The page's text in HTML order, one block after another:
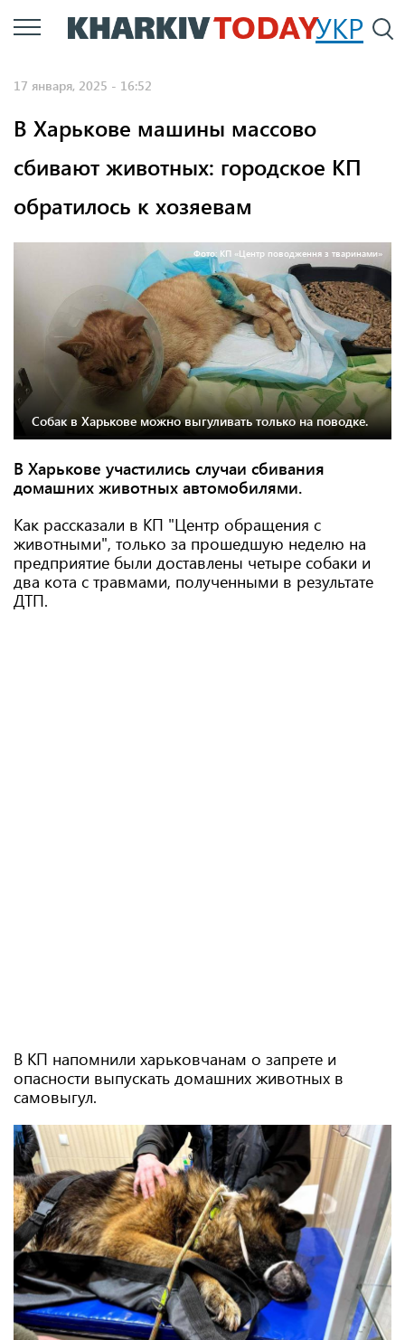
Перейти
к
УКР
17 января, 2025 - 16:52
В Харькове машины массово
сбивают животных: городское КП
обратилось к хозяевам
Фото: КП «Центр поводження з тваринами»
Собак в Харькове можно выгуливать только на поводке.
В Харькове участились случаи сбивания
домашних животных автомобилями.
Как рассказали в КП "Центр обращения с
животными", только за прошедшую неделю на
предприятие были доставлены четыре собаки и
два кота с травмами, полученными в результате
ДТП.
В КП напомнили харьковчанам о запрете и
опасности выпускать домашних животных в
самовыгул.